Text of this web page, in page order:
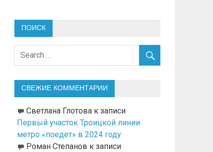
ПОИСК
СВЕЖИЕ КОММЕНТАРИИ
Светлана Глотовак записи
Первый участок Троицкой линии
метро «поедет» в 2024 году
Роман Степанов к записи